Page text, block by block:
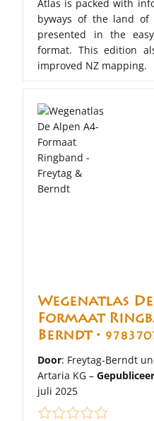
Atlas is packed with
byways of the land
presented in the
format. This edition
improved NZ mapping.
Wegenatlas
Formaat
Berndt •
Door: Freytag-Berndt
Artaria KG –
juli 2025